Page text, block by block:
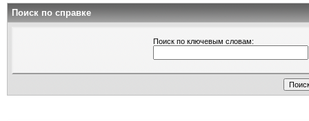
Поиск по справке
Поиск по ключевым словам: